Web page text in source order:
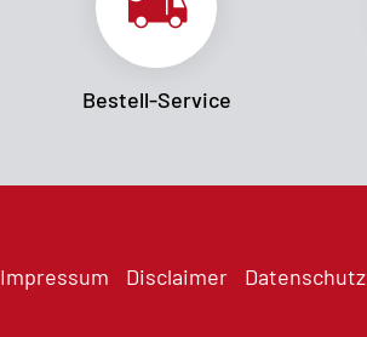
Bestell-Service
Impressum Disclaimer Datenschutz